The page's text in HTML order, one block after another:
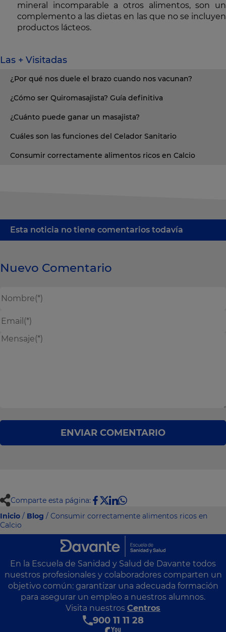
mineral incomparable a otros alimentos, son un
complemento a las dietas en las que no se incluyen
productos lácteos.
Las + Visitadas
¿Por qué nos duele el brazo cuando nos vacunan?
¿Cómo ser Quiromasajista? Guía definitiva
¿Cuánto puede ganar un masajista?
Cuáles son las funciones del Celador Sanitario
Consumir correctamente alimentos ricos en Calcio
Esta noticia no tiene comentarios todavía
Nuevo Comentario
ENVIAR COMENTARIO
Comparte esta página:
Inicio / Blog / Consumir correctamente alimentos ricos en
Calcio
En la Escuela de Sanidad y Salud de Davante todos
nuestros profesionales y colaboradores comparten un
objetivo común: garantizar una adecuada formación
para asegurar un empleo a nuestros alumnos.
Visita nuestros Centros
900 11 11 28